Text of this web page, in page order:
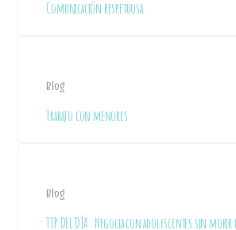
Comunicación respetuosa
Blog
Trabajo con menores
Blog
TIP DEL DÍA: Negocia con adolescentes sin